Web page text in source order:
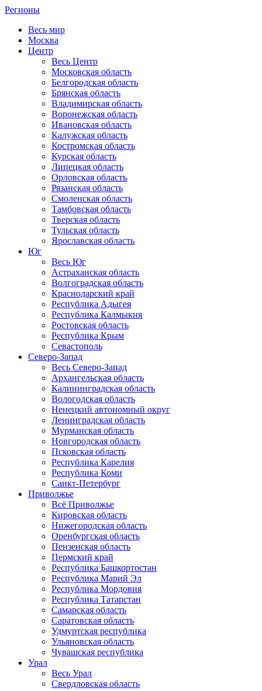
Регионы
Весь мир
Москва
Центр
Весь Центр
Московская область
Белгородская область
Брянская область
Владимирская область
Воронежская область
Ивановская область
Калужская область
Костромская область
Курская область
Липецкая область
Орловская область
Рязанская область
Смоленская область
Тамбовская область
Тверская область
Тульская область
Ярославская область
Юг
Весь Юг
Астраханская область
Волгоградская область
Краснодарский край
Республика Адыгея
Республика Калмыкия
Ростовская область
Республика Крым
Севастополь
Северо-Запад
Весь Северо-Запад
Архангельская область
Калининградская область
Вологодская область
Ненецкий автономный округ
Ленинградская область
Мурманская область
Новгородская область
Псковская область
Республика Карелия
Республика Коми
Санкт-Петербург
Приволжье
Всё Приволжье
Кировская область
Нижегородская область
Оренбургская область
Пензенская область
Пермский край
Республика Башкортостан
Республика Марий Эл
Республика Мордовия
Республика Татарстан
Самарская область
Саратовская область
Удмуртская республика
Ульяновская область
Чувашская республика
Урал
Весь Урал
Свердловская область